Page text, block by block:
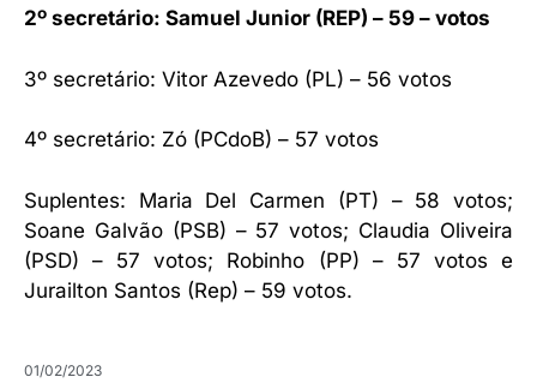
2º secretário: Samuel Junior (REP) – 59 – votos
3º secretário: Vitor Azevedo (PL) – 56 votos
4º secretário: Zó (PCdoB) – 57 votos
Suplentes: Maria Del Carmen (PT) – 58 votos;
Soane Galvão (PSB) – 57 votos; Claudia Oliveira
(PSD) – 57 votos; Robinho (PP) – 57 votos e
Jurailton Santos (Rep) – 59 votos.
01/02/2023